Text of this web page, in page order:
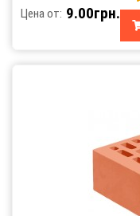
Цена от: 9.00грн.